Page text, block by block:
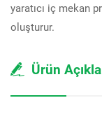
yaratıcı iç mekan
oluşturur.
Ürün